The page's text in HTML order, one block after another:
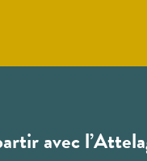
avec